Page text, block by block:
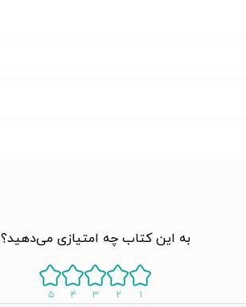
به این کتاب چه امتیازی می‌دهید؟
۱ ۲ ۳ ۴ ۵